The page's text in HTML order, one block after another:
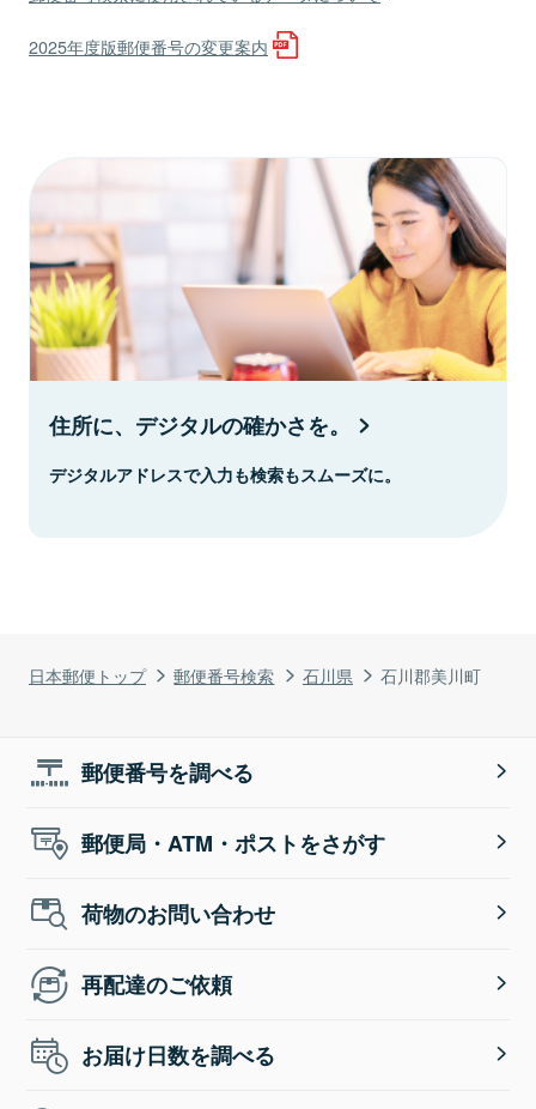
日本郵便トップ 郵便番号検索 石川県 石川郡美川町
2025年度版郵便番号の変更案内
住所に、デジタルの確かさを。
デジタルアドレスで入力も検索もスムーズに。
郵便番号を調べる
郵便局・ATM・ポストをさがす
荷物のお問い合わせ
再配達のご依頼
お届け日数を調べる